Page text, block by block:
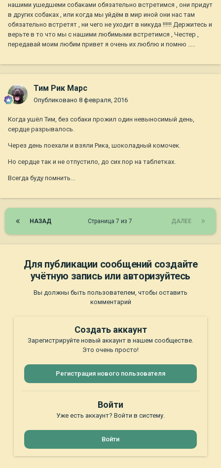
нашими ушедшеми собаками обязательно встретимся , они придут
в других собаках , или когда мы уйдём в мир иной они нас там
обязательно встретят , ни чего не уходит в никуда !!!!!! Держитесь и
верьте в то что мы с нашими любимыми встретимся , Честер ,
передавай моим любим привет я очень их люблю и помню .....
Тим Рик Марс
Опубликовано 8 февраля, 2016
Когда ушёл Тим, без собаки прожил один невыносимый день,
сердце разрывалось.
Через день поехали и взяли Рика, шоколадный комочек.
Но сердце так и не отпустило, до сих пор на таблетках.
Всегда буду помнить...
НАЗАД ДАЛЕЕ
Страница 7 из 7
Для публикации сообщений создайте
учётную запись или авторизуйтесь
Вы должны быть пользователем, чтобы оставить
комментарий
Создать аккаунт
Зарегистрируйте новый аккаунт в нашем сообществе.
Это очень просто!
Регистрация нового пользователя
Войти
Уже есть аккаунт? Войти в систему.
Войти